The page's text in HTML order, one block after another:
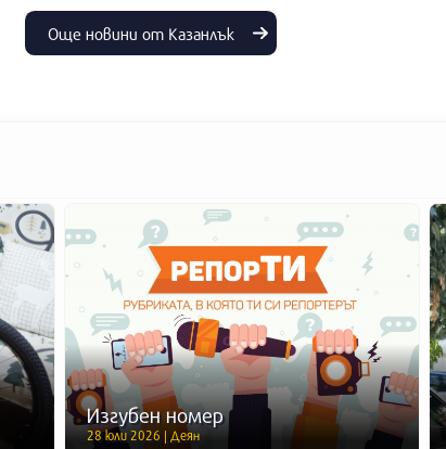
Още новини от Казанлък
Изгубен номер
28 юли 2026 | Деян